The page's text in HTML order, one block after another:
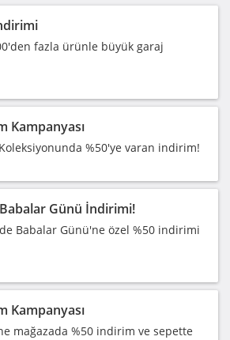
fazla ürünle büyük garaj
Kampanyası
%50'ye varan indirim!
Günü İndirimi!
Babalar Günü'ne özel %50 indirimi
Kampanyası
mağazada %50 indirim ve sepette